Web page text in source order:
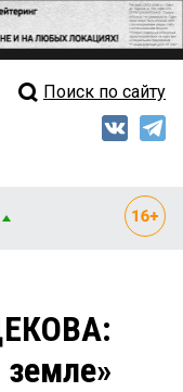
выпуск
Поиск по сайту